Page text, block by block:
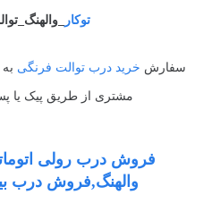
توکار
سفارش خرید درب توالت فرنگی
مشتری از طریق پیک یا
فروش درب رولی
والهنگ,فروش درب